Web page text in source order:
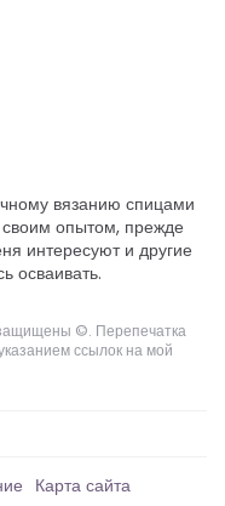
вязанию спицами
опытом, прежде
интересуют и другие
осваивать.
©. Перепечатка
ссылок на мой
Карта сайта